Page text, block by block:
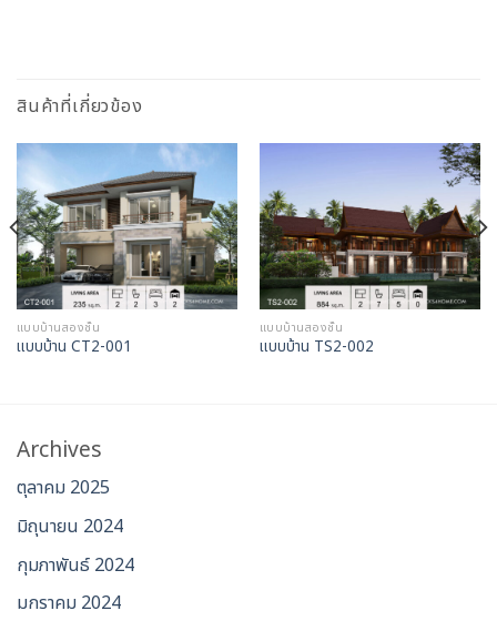
สินค้าที่เกี่ยวข้อง
แบบบ้านสองชั้น
แบบบ้าน CT2-001
แบบบ้านสองชั้น
แบบบ้าน TS2-002
Archives
ตุลาคม 2025
มิถุนายน 2024
กุมภาพันธ์ 2024
มกราคม 2024